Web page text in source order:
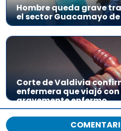
Hombre queda grave
el sector Guacamayo
Corte de Valdivia
enfermera que viajó
gravemente enfermo